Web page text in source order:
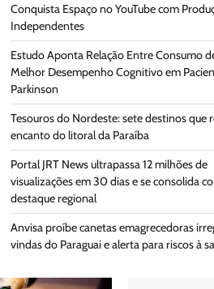
Conquista Espaço no YouTube com
Independentes
Estudo Aponta Relação Entre Consumo
Melhor Desempenho Cognitivo em
Parkinson
Tesouros do Nordeste: sete destinos que
encanto do litoral da Paraíba
Portal JRT News ultrapassa 12 milhões de
visualizações em 30 dias e se consolida
destaque regional
Anvisa proíbe canetas emagrecedoras
vindas do Paraguai e alerta para riscos à